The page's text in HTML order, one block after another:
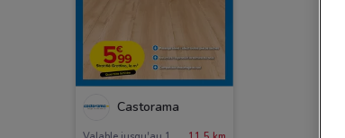
Castorama